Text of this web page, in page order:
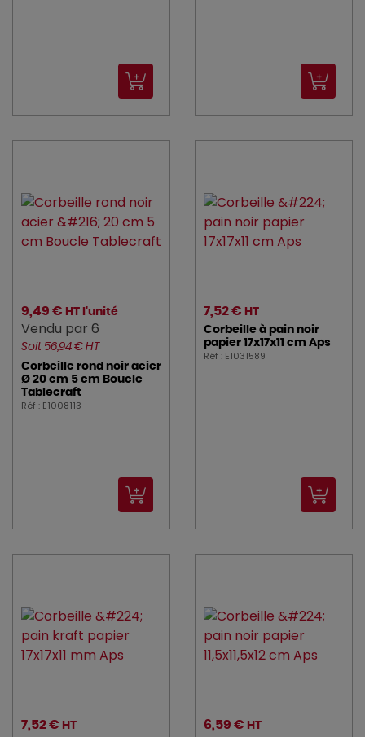
9,49 € HT l'unité
Vendu par 6
Soit 56,94 € HT
Corbeille rond noir acier
Ø 20 cm 5 cm Boucle
Tablecraft
Réf : E1008113
7,52 € HT
Corbeille à pain noir
papier 17x17x11 cm Aps
Réf : E1031589
7,52 € HT
6,59 € HT